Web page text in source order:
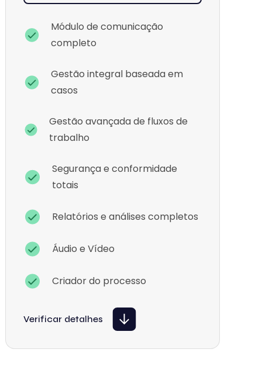
Módulo de comunicação
completo
Gestão integral baseada em
casos
Gestão avançada de fluxos de
trabalho
Segurança e conformidade
totais
Relatórios e análises completos
Áudio e Vídeo
Criador do processo
Verificar detalhes